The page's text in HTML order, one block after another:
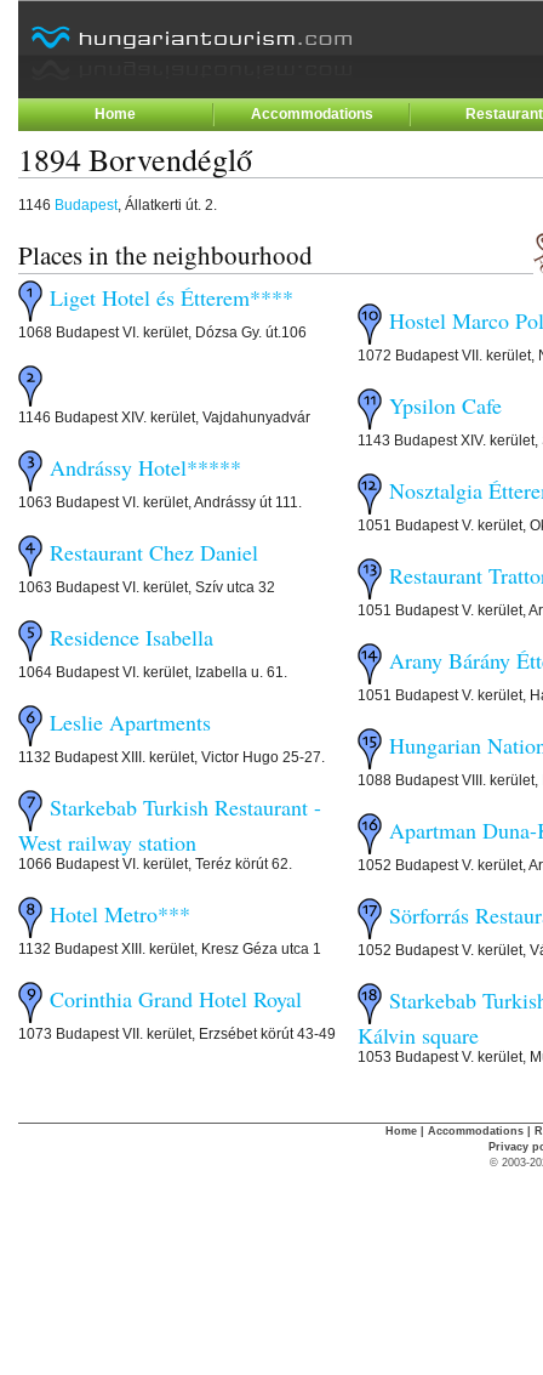
Home Accommodations
1894 Borvendéglő
1146 Budapest, Állatkerti út. 2.
Places in the neighbourhood
Liget Hotel és Étterem****
1068 Budapest VI. kerület, Dózsa Gy. út.106
1146 Budapest XIV. kerület, Vajdahunyadvár
Andrássy Hotel*****
1063 Budapest VI. kerület, Andrássy út 111.
Restaurant Chez Daniel
1063 Budapest VI. kerület, Szív utca 32
Residence Isabella
1064 Budapest VI. kerület, Izabella u. 61.
Leslie Apartments
1132 Budapest XIII. kerület, Victor Hugo 25-27.
Starkebab Turkish Restaurant -
West railway station
1066 Budapest VI. kerület, Teréz körút 62.
Hotel Metro***
1132 Budapest XIII. kerület, Kresz Géza utca 1
Corinthia Grand Hotel Royal
1073 Budapest VII. kerület, Erzsébet körút 43-49
Hostel Marco
1072 Budapest VII. kerület,
Ypsilon Cafe
1143 Budapest XIV.
Nosztalgia
1051 Budapest V. kerület,
Restaurant
1051 Budapest V. kerület,
Arany Bárány
1051 Budapest V. kerület,
Hungarian
1088 Budapest VIII.
Apartman
1052 Budapest V. kerület,
Sörforrás
1052 Budapest V. kerület,
Starkebab
Kálvin square
1053 Budapest V. kerület,
Home Accommodations
Privacy
© 2003-